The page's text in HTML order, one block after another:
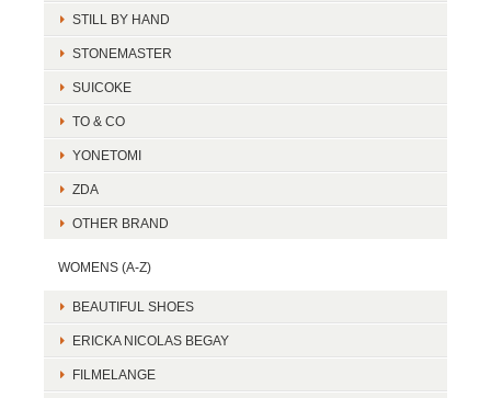
STILL BY HAND
STONEMASTER
SUICOKE
TO & CO
YONETOMI
ZDA
OTHER BRAND
WOMENS (A-Z)
BEAUTIFUL SHOES
ERICKA NICOLAS BEGAY
FILMELANGE